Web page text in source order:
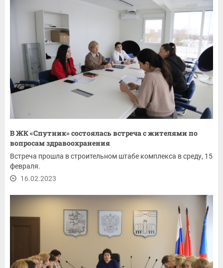
В ЖК «Спутник» состоялась встреча с жителями по
вопросам здравоохранения
Встреча прошла в строительном штабе комплекса в среду, 15
февраля.
16.02.2023